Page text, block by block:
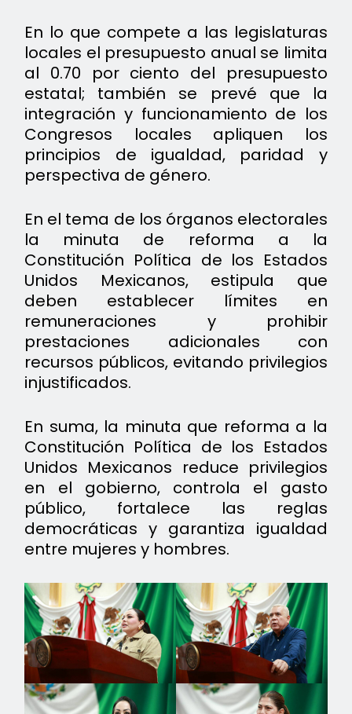
En lo que compete a las legislaturas
locales el presupuesto anual se limita
al 0.70 por ciento del presupuesto
estatal; también se prevé que la
integración y funcionamiento de los
Congresos locales apliquen los
principios de igualdad, paridad y
perspectiva de género.
En el tema de los órganos electorales
la minuta de reforma a la
Constitución Política de los Estados
Unidos Mexicanos, estipula que
deben establecer límites en
remuneraciones y prohibir
prestaciones adicionales con
recursos públicos, evitando privilegios
injustificados.
En suma, la minuta que reforma a la
Constitución Política de los Estados
Unidos Mexicanos reduce privilegios
en el gobierno, controla el gasto
público, fortalece las reglas
democráticas y garantiza igualdad
entre mujeres y hombres.